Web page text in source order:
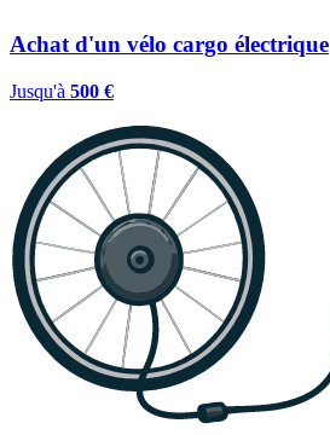
Achat d'un vélo cargo électrique
Jusqu'à 500 €